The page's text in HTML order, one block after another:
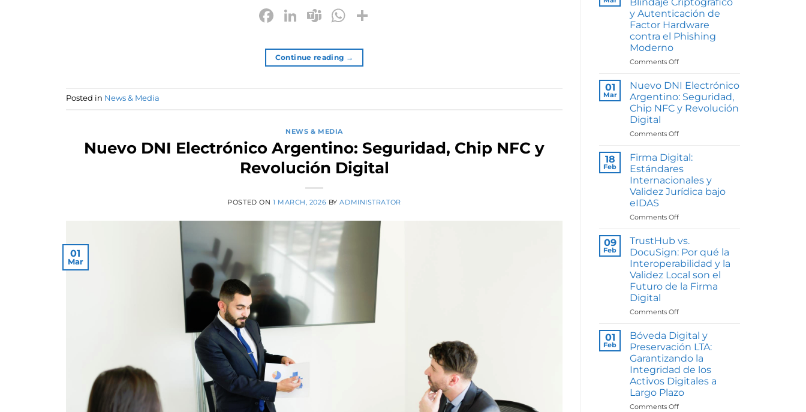
Facebook
LinkedIn
TeamsWhatsApp
Continue reading →
Posted in News & Media
NEWS & MEDIA
Nuevo DNI Electrónico Argentino: Seguridad, Chip NFC y
Revolución Digital
POSTED ON 1 MARCH, 2026 BYADMINISTRATOR
01
Mar
y Autenticación de
Factor Hardware
contra el Phishing
Moderno
Comments Offon
y
Yubico:
Blindaje
Criptográfico
Autenticación
Factor
Hardware
contra
el
Phishing
01
Mar
Nuevo DNI Electrónico
Argentino: Seguridad,
Chip NFC y Revolución
Digital
Comments Offon
DNI
Argentino:
Seguridad,
Chip
y
18
Feb
Firma Digital:
Estándares
Internacionales y
Validez Jurídica bajo
eIDAS
Comments Offon
Digital:
Estándares
Internacionales
y
Validez
Jurídica
eIDAS
09
Feb
TrustHub vs.
DocuSign: Por qué la
Interoperabilidad y la
Validez Local son el
Futuro de la Firma
Digital
Comments Offon
vs.
DocuSign:
Por
qué
la
Interoperabilidad
y
la
01
Feb
Bóveda Digital y
Preservación LTA:
Garantizando la
Integridad de los
Activos Digitales a
Largo Plazo
Comments Offon